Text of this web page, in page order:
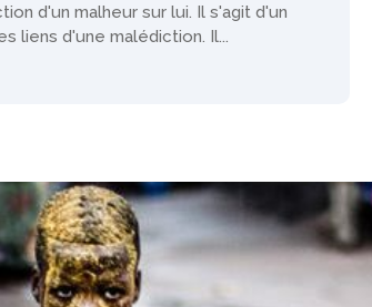
d'un malheur sur lui. Il s'agit d'un
liens d'une malédiction. Il...